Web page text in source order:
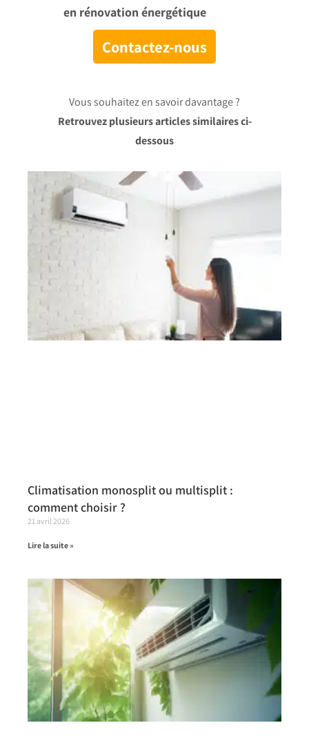
en rénovation énergétique
Contactez-nous
Vous souhaitez en savoir davantage ?
Retrouvez plusieurs articles similaires ci-
dessous
Climatisation monosplit ou multisplit :
comment choisir ?
21 avril 2026
Lire la suite »